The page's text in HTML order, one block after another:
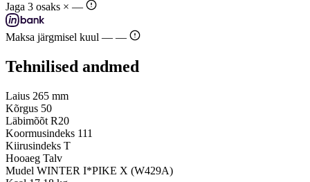
Jaga 3 osaks × —
Maksa järgmisel kuul — —
Tehnilised andmed
Laius 265 mm
Kõrgus 50
Läbimõõt R20
Koormusindeks 111
Kiirusindeks T
Hooaeg Talv
Mudel WINTER I*PIKE X (W429A)